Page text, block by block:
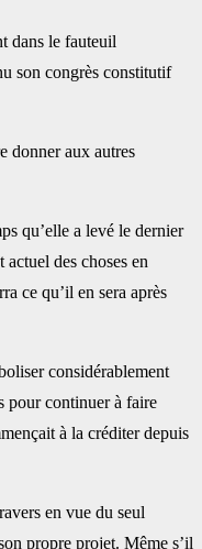
dans le fauteuil
son congrès constitutif
donner aux autres
qu’elle a levé le dernier
des choses en
ce qu’il en sera après
considérablement
pour continuer à faire
à la créditer depuis
en vue du seul
propre projet. Même s’il